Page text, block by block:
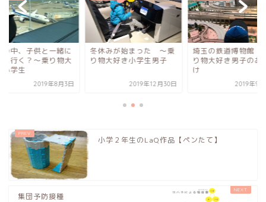
みが始まった 〜乗
大好き小学生男子
2019年12月30日
埼玉の鉄道博物館 〜乗
り物大好き男子のお出か
2019年9月25日
猛暑の中、子供と一
どこに行く？〜乗り
好き小学生
2019年8
小学２年生のLaQ作品【ペンたて】
集団予防接種